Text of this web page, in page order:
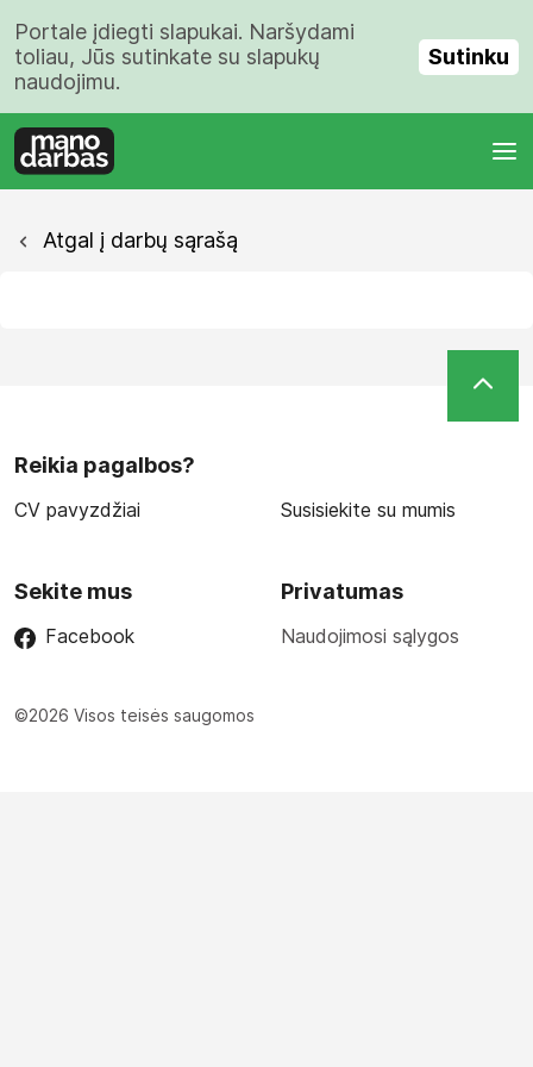
Portale įdiegti slapukai. Naršydami
toliau, Jūs sutinkate su slapukų
naudojimu.
Sutinku
Atgal į darbų sąrašą
Reikia pagalbos?
CV pavyzdžiai Susisiekite su mumis
Sekite mus
Facebook
Privatumas
Naudojimosi sąlygos
©2026 Visos teisės saugomos